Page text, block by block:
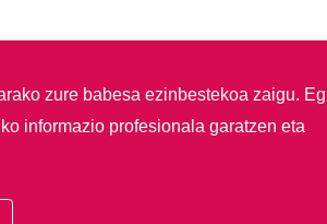
zure babesa ezinbestekoa zaigu.
informazio profesionala garatzen eta